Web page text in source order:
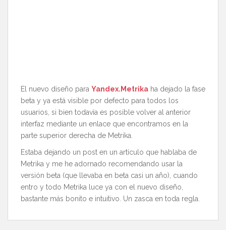
El nuevo diseño para Yandex.Metrika ha dejado la fase
beta y ya está visible por defecto para todos los
usuarios, si bien todavía es posible volver al anterior
interfaz mediante un enlace que encontramos en la
parte superior derecha de Metrika.
Estaba dejando un post en un artículo que hablaba de
Metrika y me he adornado recomendando usar la
versión beta (que llevaba en beta casi un año), cuando
entro y todo Metrika luce ya con el nuevo diseño,
bastante más bonito e intuitivo. Un zasca en toda regla.